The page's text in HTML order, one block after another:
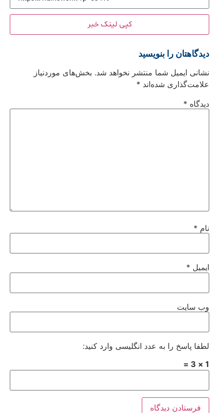
کپی لینک خبر
دیدگاهتان را بنویسید
نشانی ایمیل شما منتشر نخواهد شد. بخش‌های موردنیاز
علامت‌گذاری شده‌اند *
دیدگاه *
نام *
ایمیل *
وب‌ سایت
لطفا پاسخ را به عدد انگلیسی وارد کنید:
1 × 3 =